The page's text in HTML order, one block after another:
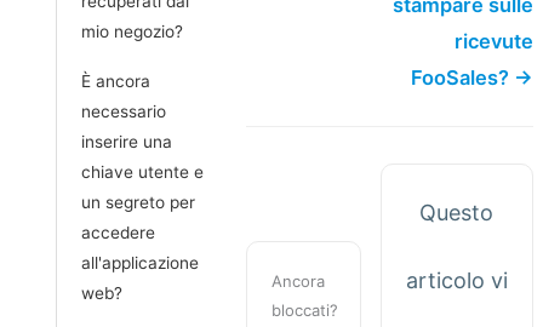
mio negozio?
È ancora
necessario
inserire una
chiave utente e
un segreto per
accedere
all'applicazione
web?
ricevute
FooSales? →
Ancora
bloccati?
Questo
articolo vi